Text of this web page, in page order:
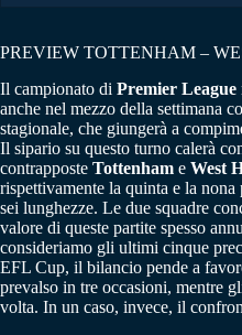
PREVIEW TOTTENHAM –
Il campionato di Premier League
anche nel mezzo della settimana
stagionale, che giungerà a
Il sipario su questo turno calerà
contrapposte Tottenham e West
rispettivamente la quinta e la
sei lunghezze. Le due squadre
valore di queste partite spesso
consideriamo gli ultimi cinque
EFL Cup, il bilancio pende a
prevalso in tre occasioni, mentre
volta. In un caso, invece, il